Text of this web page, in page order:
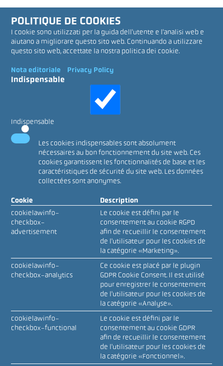
POLITIQUE DE COOKIES
I cookie sono utilizzati per la guida dell'utente e l'analisi web e
aiutano a migliorare questo sito web. Continuando a utilizzare
questo sito web, accettate la nostra politica dei cookie.
Nota editoriale Privacy Policy
Indispensable
Indispensable
Les cookies indispensables sont absolument
nécessaires au bon fonctionnement du site web. Ces
cookies garantissent les fonctionnalités de base et les
caractéristiques de sécurité du site web. Les données
collectées sont anonymes.
Cookie
Description
cookielawinfo-
checkbox-
advertisement
Le cookie est défini par le
consentement au cookie RGPD
afin de recueillir le consentement
de l'utilisateur pour les cookies de
la catégorie «Marketing».
cookielawinfo-
checkbox-analytics
Ce cookie est placé par le plugin
GDPR Cookie Consent. Il est utilisé
pour enregistrer le consentement
de l'utilisateur pour les cookies de
la catégorie «Analyse».
cookielawinfo-
checkbox-functional
Le cookie est défini par le
consentement au cookie GDPR
afin de recueillir le consentement
de l'utilisateur pour les cookies de
la catégorie «Fonctionnel».